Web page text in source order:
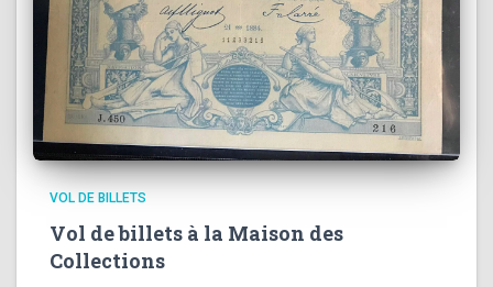
VOL DE BILLETS
Vol de billets à la Maison des
Collections